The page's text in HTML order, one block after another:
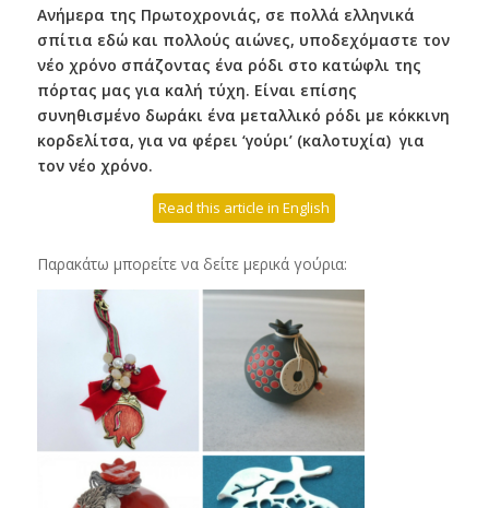
Ανήμερα της Πρωτοχρονιάς, σε πολλά ελληνικά
σπίτια εδώ και πολλούς αιώνες, υποδεχόμαστε τον
νέο χρόνο σπάζοντας ένα ρόδι στο κατώφλι της
πόρτας μας για καλή τύχη. Είναι επίσης
συνηθισμένο δωράκι ένα μεταλλικό ρόδι με κόκκινη
κορδελίτσα, για να φέρει ‘γούρι’ (καλοτυχία) για
τον νέο χρόνο.
Read this article in English
Παρακάτω μπορείτε να δείτε μερικά γούρια: